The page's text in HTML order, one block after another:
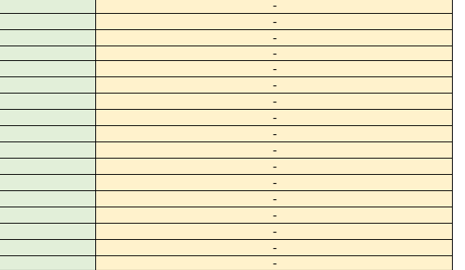
-
-
-
-
-
-
-
-
-
-
-
-
-
-
-
-
-